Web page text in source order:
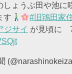
しょうぶ田や池に
す
#旧鴇田家
ジサイ が見頃に